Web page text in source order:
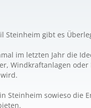
Steinheim gibt es
im letzten Jahr die
Windkraftanlagen
Steinheim sowieso die